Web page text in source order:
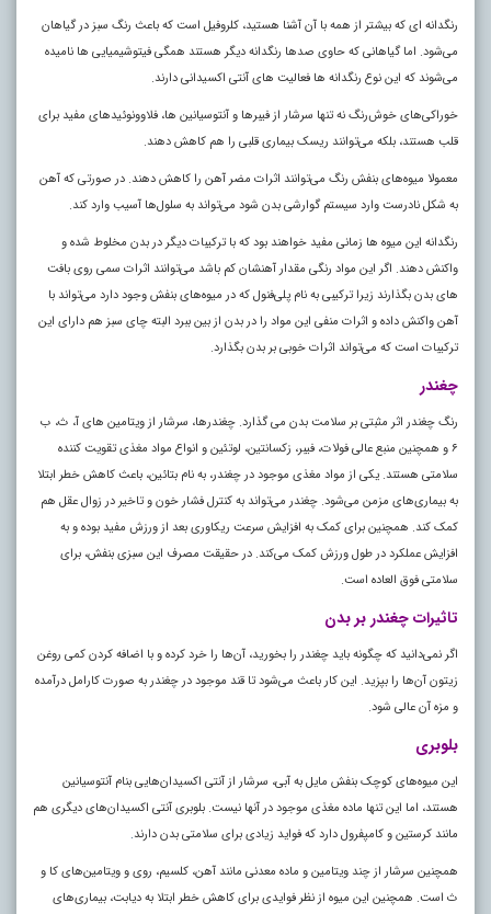
رنگدانه‌ ای که بیشتر از همه با آن آشنا هستید، کلروفیل است که باعث رنگ سبز در گیاهان
می‌شود. اما گیاهانی که حاوی صد‌ها رنگدانه دیگر هستند همگی فیتوشیمیایی‌ ها نامیده
می‌شوند که این نوع رنگدانه‌ ها فعالیت‌ های آنتی‌ اکسیدانی دارند.
خوراکی‌های خوش‌رنگ نه تنها سرشار از فیبر‌ها و آنتوسیانین‌ ها، فلاوونوئید‌های مفید برای
قلب هستند، بلکه می‌توانند ریسک بیماری قلبی را هم کاهش دهند.
معمولا میوه‌های بنفش رنگ می‌توانند اثرات مضر آهن را کاهش دهند. در صورتی که آهن
به شکل نادرست وارد سیستم گوارشی بدن شود می‌تواند به سلول‌ها آسیب وارد کند.
رنگدانه این میوه‌ ها زمانی مفید خواهند بود که با ترکیبات دیگر در بدن مخلوط شده و
واکنش دهند. اگر این مواد رنگی مقدار آهنشان کم باشد می‌توانند اثرات سمی روی بافت‌
های بدن بگذارند زیرا ترکیبی به نام پلی‌فنول که در میوه‌های بنفش وجود دارد می‌تواند با
آهن واکنش داده و اثرات منفی این مواد را در بدن از بین ببرد البته چای سبز هم دارای این
ترکیبات است که می‌تواند اثرات خوبی بر بدن بگذارد.
چغندر
رنگ چغندر اثر مثبتی بر سلامت بدن می گذارد. چغندرها، سرشار از ویتامین‌ های آ، ث، ب
۶ و همچنین منبع عالی فولات، فیبر، زکسانتین، لوتئین و انواع مواد مغذی تقویت کننده
سلامتی هستند. یکی از مواد مغذی موجود در چغندر، به نام بتائین، باعث کاهش خطر ابتلا
به بیماری‌های مزمن می‌شود. چغندر می‌تواند به کنترل فشار خون و تاخیر در زوال عقل هم
کمک کند. همچنین برای کمک به افزایش سرعت ریکاوری بعد از ورزش مفید بوده و به
افزایش عملکرد در طول ورزش کمک می‌کند. در حقیقت مصرف این سبزی بنفش، برای
سلامتی فوق العاده است.
تاثیرات چغندر بر بدن
اگر نمی‌دانید که چگونه باید چغندر را بخورید، آن‌ها را خرد کرده و با اضافه کردن کمی روغن
زیتون آن‌ها را بپزید. این کار باعث می‌شود تا قند موجود در چغندر به صورت کارامل درآمده
و مزه آن عالی شود.
بلوبری
این میوه‌های کوچک بنفش مایل به آبی، سرشار از آنتی اکسیدان‌هایی بنام آنتوسیانین
هستند، اما این تنها ماده مغذی موجود در آنها نیست. بلوبری آنتی اکسیدان‌های دیگری هم
مانند کرستین و کامپفرول دارد که فواید زیادی برای سلامتی بدن دارند.
همچنین سرشار از چند ویتامین و ماده معدنی مانند آهن، کلسیم، روی و ویتامین‌های کا و
ث است. همچنین این میوه از نظر فوایدی برای کاهش خطر ابتلا به دیابت، بیماری‌های